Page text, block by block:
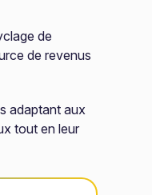
de
de revenus
adaptant aux
tout en leur